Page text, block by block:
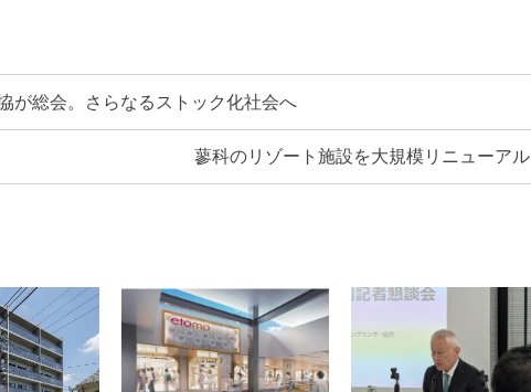
が総会。さらなるストック化社会へ
蓼科のリゾート施設を大規模リニューアル